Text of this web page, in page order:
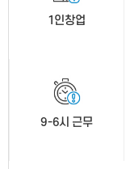
1인창업
9-6시 근무